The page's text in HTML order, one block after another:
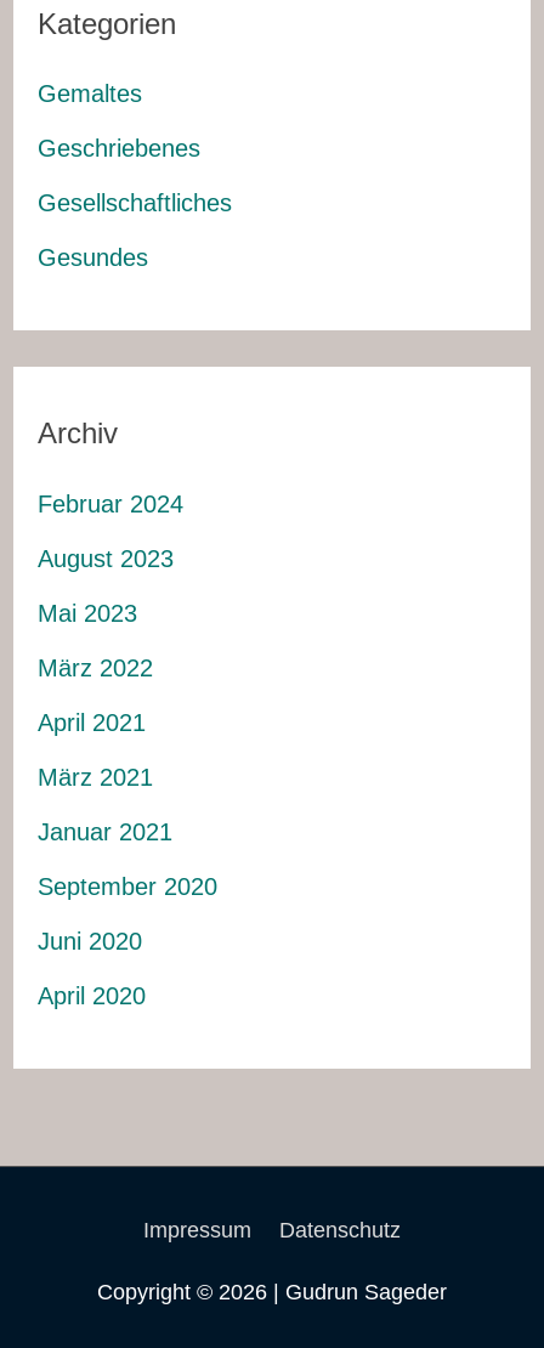
Kategorien
Gemaltes
Geschriebenes
Gesellschaftliches
Gesundes
Archiv
Februar 2024
August 2023
Mai 2023
März 2022
April 2021
März 2021
Januar 2021
September 2020
Juni 2020
April 2020
Impressum Datenschutz
Copyright © 2026 | Gudrun Sageder